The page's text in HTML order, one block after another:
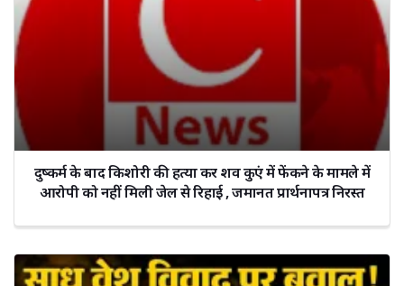
दुष्कर्म के बाद किशोरी की हत्या कर शव कुएं में फेंकने के मामले में
आरोपी को नहीं मिली जेल से रिहाई , जमानत प्रार्थनापत्र निरस्त